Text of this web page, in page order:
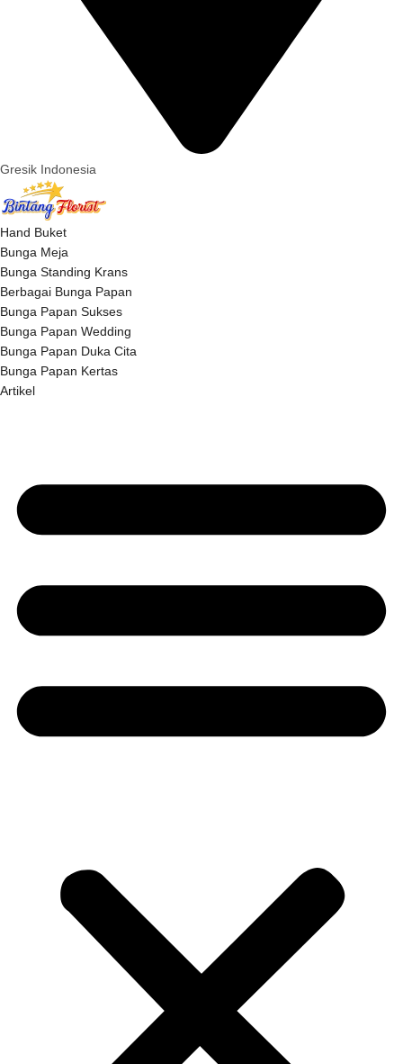
Gresik Indonesia
Hand Buket
Bunga Meja
Bunga Standing Krans
Berbagai Bunga Papan
Bunga Papan Sukses
Bunga Papan Wedding
Bunga Papan Duka Cita
Bunga Papan Kertas
Artikel